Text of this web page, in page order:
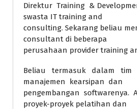
Direktur Training &
swasta IT training and
consulting. Sekarang beliau
consultant di beberapa
perusahaan provider training
Beliau termasuk dalam tim
manajemen kearsipan dan
pengembangan softwarenya.
proyek-proyek pelatihan dan